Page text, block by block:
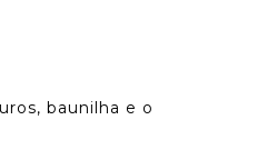
baunilha e o